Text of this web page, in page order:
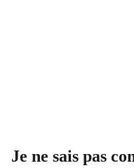
Je ne sais pas